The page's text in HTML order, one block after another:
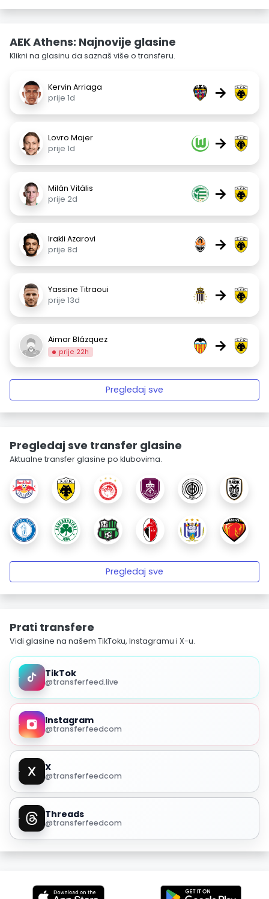
AEK Athens: Najnovije glasine
Klikni na glasinu da saznaš više o transferu.
Kervin Arriaga
prije 1d
→
Lovro Majer
prije 1d
→
Milán Vitális
prije 2d
→
Irakli Azarovi
prije 8d
→
Yassine Titraoui
prije 13d
→
Aimar Blázquez
prije 22h →
Pregledaj sve
Pregledaj sve transfer glasine
Aktualne transfer glasine po klubovima.
Pregledaj sve
Prati transfere
Vidi glasine na našem TikToku, Instagramu i X-u.
TikTok
@transferfeed.live
Instagram
@transferfeedcom
X
@transferfeedcom
Threads
@transferfeedcom